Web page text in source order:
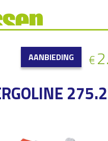
AANBIEDING €